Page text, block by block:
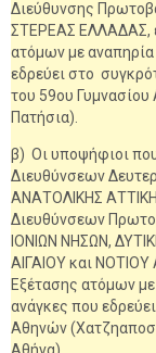
Διεύθυνσης
ΣΤΕΡΕΑΣ ΕΛΛΑΔΑΣ,
ατόμων με αναπηρία
εδρεύει στο
του 59ου
Πατήσια).
β) Οι υποψήφιοι
Διευθύνσεων
ΑΝΑΤΟΛΙΚΗΣ
Διευθύνσεων
ΙΟΝΙΩΝ ΝΗΣΩΝ,
ΑΙΓΑΙΟΥ και ΝΟΤΙΟΥ
Εξέτασης ατόμων με
ανάγκες που
Αθηνών